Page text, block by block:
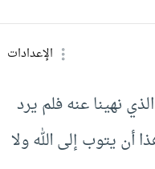
الإعدادات
نهينا عنه فلم يرد
أن يتوب إلى الله ولا